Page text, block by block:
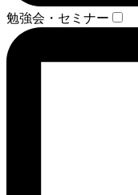
勉強会・セミナー